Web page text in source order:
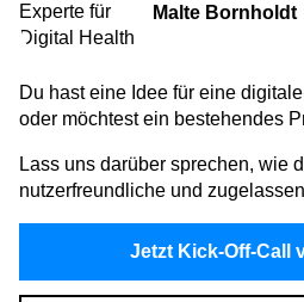
Malte Bornholdt
Du hast eine Idee für eine
oder möchtest ein bestehendes
Lass uns darüber sprechen, wie
nutzerfreundliche und
Jetzt Kick-Off-Call